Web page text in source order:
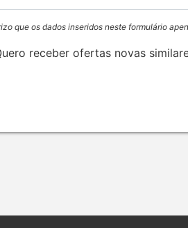
que os dados inseridos neste formulário
receber ofertas novas